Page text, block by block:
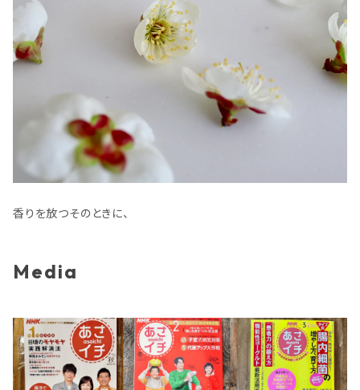
香りを放つそのときに、
Media